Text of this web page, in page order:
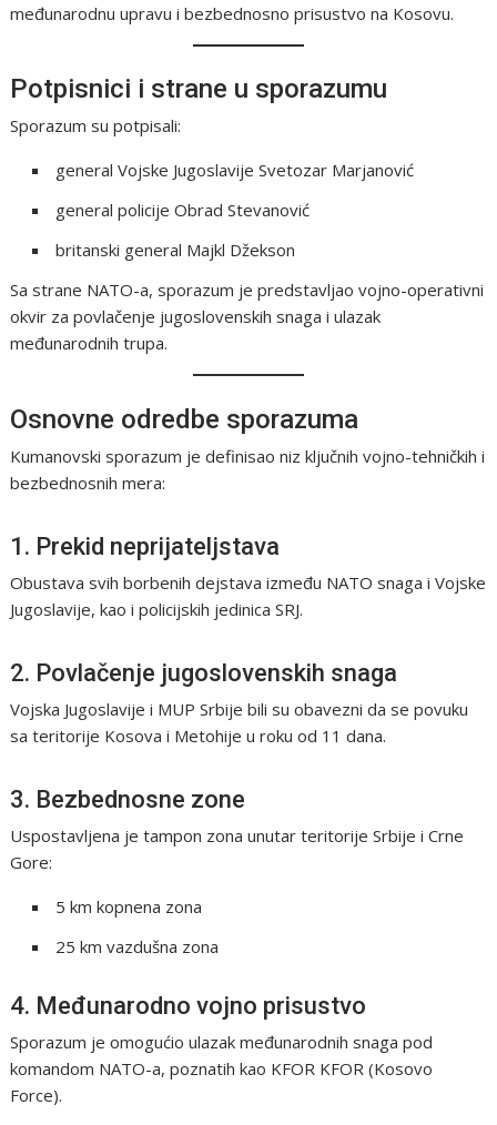
međunarodnu upravu i bezbednosno prisustvo na Kosovu.
Potpisnici i strane u sporazumu
Sporazum su potpisali:
general Vojske Jugoslavije Svetozar Marjanović
general policije Obrad Stevanović
britanski general Majkl Džekson
Sa strane NATO-a, sporazum je predstavljao vojno-operativni
okvir za povlačenje jugoslovenskih snaga i ulazak
međunarodnih trupa.
Osnovne odredbe sporazuma
Kumanovski sporazum je definisao niz ključnih vojno-tehničkih i
bezbednosnih mera:
1. Prekid neprijateljstava
Obustava svih borbenih dejstava između NATO snaga i Vojske
Jugoslavije, kao i policijskih jedinica SRJ.
2. Povlačenje jugoslovenskih snaga
Vojska Jugoslavije i MUP Srbije bili su obavezni da se povuku
sa teritorije Kosova i Metohije u roku od 11 dana.
3. Bezbednosne zone
Uspostavljena je tampon zona unutar teritorije Srbije i Crne
Gore:
5 km kopnena zona
25 km vazdušna zona
4. Međunarodno vojno prisustvo
Sporazum je omogućio ulazak međunarodnih snaga pod
komandom NATO-a, poznatih kao KFOR KFOR (Kosovo
Force).